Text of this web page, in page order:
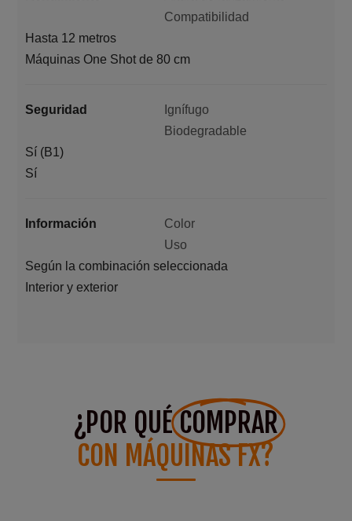
Compatibilidad
Hasta 12 metros
Máquinas One Shot de 80 cm
Seguridad
Ignífugo
Biodegradable
Sí (B1)
Sí
Información
Color
Uso
Según la combinación seleccionada
Interior y exterior
¿POR QUÉCOMPRAR
CON MÁQUINAS FX?